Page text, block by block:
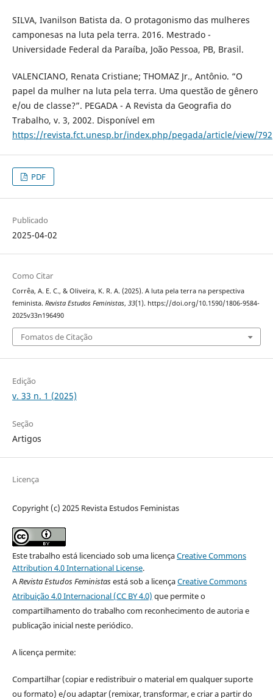
SILVA, Ivanilson Batista da. O protagonismo das mulheres
camponesas na luta pela terra. 2016. Mestrado -
Universidade Federal da Paraíba, João Pessoa, PB, Brasil.
VALENCIANO, Renata Cristiane; THOMAZ Jr., Antônio. “O
papel da mulher na luta pela terra. Uma questão de gênero
e/ou de classe?”. PEGADA - A Revista da Geografia do
Trabalho, v. 3, 2002. Disponível em
https://revista.fct.unesp.br/index.php/pegada/article/view/792
PDF
Publicado
2025-04-02
Como Citar
Corrêa, A. E. C., & Oliveira, K. R. A. (2025). A luta pela terra na perspectiva
feminista. Revista Estudos Feministas, 33(1). https://doi.org/10.1590/1806-9584-
2025v33n196490
Fomatos de Citação
Edição
v. 33 n. 1 (2025)
Seção
Artigos
Licença
Copyright (c) 2025 Revista Estudos Feministas
Este trabalho está licenciado sob uma licençaCreative Commons
Attribution 4.0 International License.
ARevista Estudos Feministasestá sob a licençaCreative Commons
Atribuição 4.0 Internacional (CC BY 4.0) que permite o
compartilhamento do trabalho com reconhecimento de autoria e
publicação inicial neste periódico.
A licença permite:
Compartilhar (copiar e redistribuir o material em qualquer suporte
ou formato) e/ou adaptar (remixar, transformar, e criar a partir do